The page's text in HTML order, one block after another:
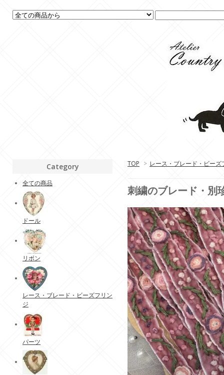
TOP > レース・ブレード・ビーズ
刺繍のブレード・別
Category
全ての商品
ドール
リボン
レース・ブレード・ビーズフリン
ジ
パーツ